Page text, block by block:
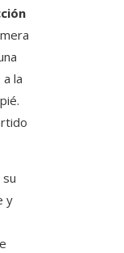
la
y